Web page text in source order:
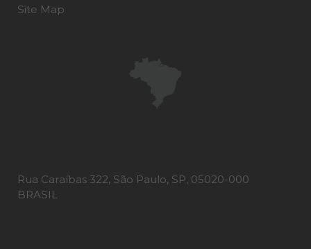
Site Map
Rua Caraíbas 322, São Paulo, SP, 05020-000
BRASIL